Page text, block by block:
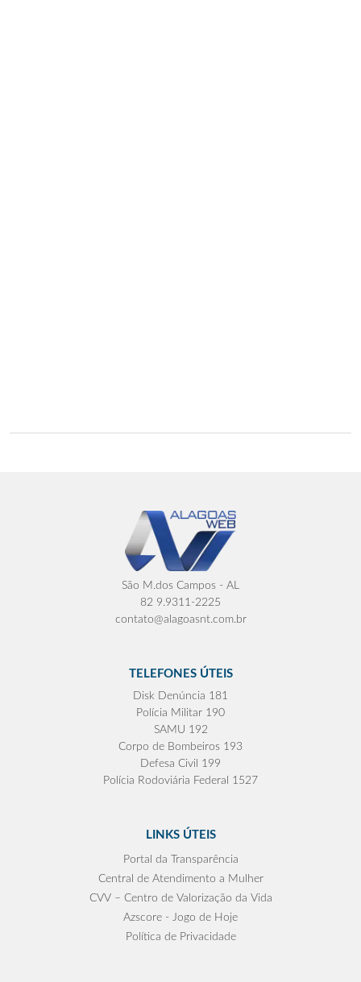
São M.dos Campos - AL
82 9.9311-2225
contato@alagoasnt.com.br
TELEFONES ÚTEIS
Disk Denúncia 181
Polícia Militar 190
SAMU 192
Corpo de Bombeiros 193
Defesa Civil 199
Polícia Rodoviária Federal 1527
LINKS ÚTEIS
Portal da Transparência
Central de Atendimento a Mulher
CVV – Centro de Valorização da Vida
Azscore - Jogo de Hoje
Política de Privacidade